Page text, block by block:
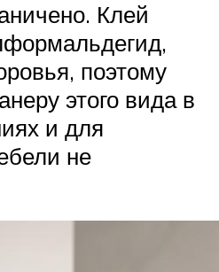
Клей
поэтому
этого вида в
и для
не